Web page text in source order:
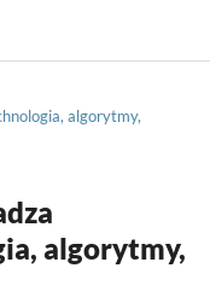
algorytmy,
algorytmy,